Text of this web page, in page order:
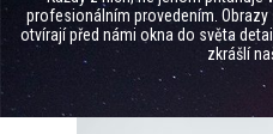
profesionálním provedením.
otvírají před námi okna do světa
zkrášlí